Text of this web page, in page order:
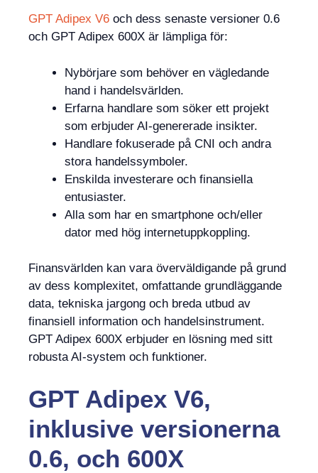
GPT Adipex V6 och dess senaste versioner 0.6
och GPT Adipex 600X är lämpliga för:
Nybörjare som behöver en vägledande
hand i handelsvärlden.
Erfarna handlare som söker ett projekt
som erbjuder AI-genererade insikter.
Handlare fokuserade på CNI och andra
stora handelssymboler.
Enskilda investerare och finansiella
entusiaster.
Alla som har en smartphone och/eller
dator med hög internetuppkoppling.
Finansvärlden kan vara överväldigande på grund
av dess komplexitet, omfattande grundläggande
data, tekniska jargong och breda utbud av
finansiell information och handelsinstrument.
GPT Adipex 600X erbjuder en lösning med sitt
robusta AI-system och funktioner.
GPT Adipex V6,
inklusive versionerna
0.6, och 600X